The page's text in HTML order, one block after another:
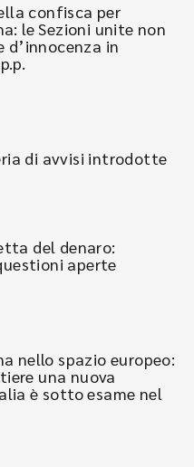
confisca per
le Sezioni unite non
d’innocenza in
di avvisi introdotte
del denaro:
aperte
nello spazio europeo:
una nuova
è sotto esame nel